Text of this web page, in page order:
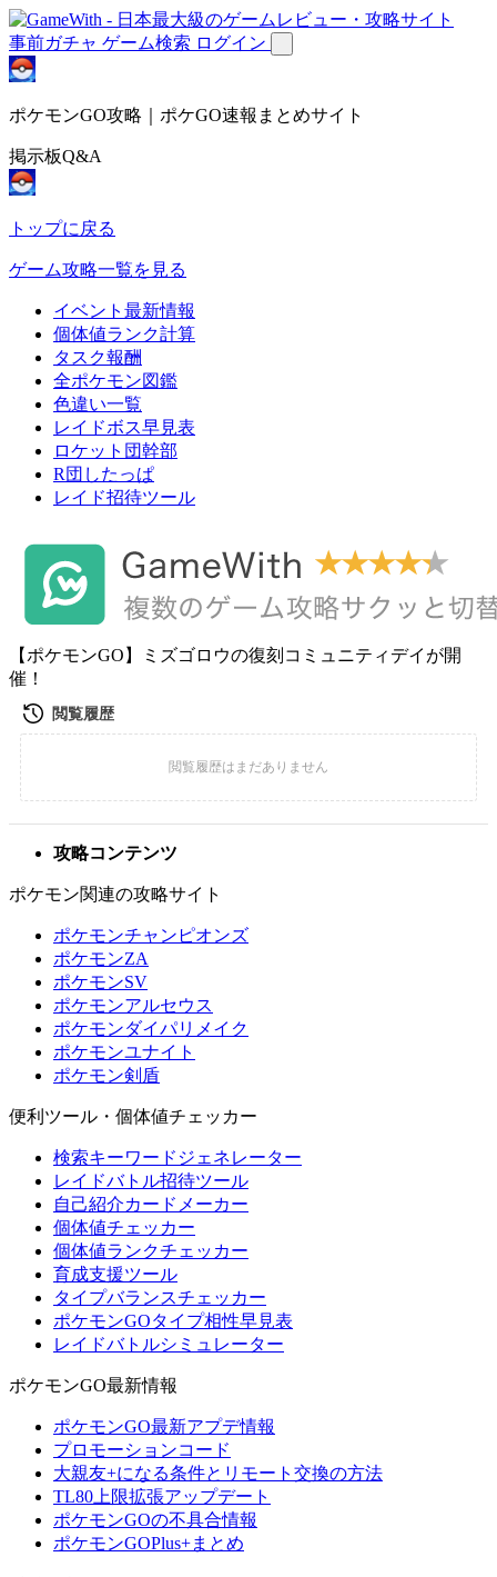
事前ガチャ ゲーム検索 ログイン
ポケモンGO攻略｜ポケGO速報まとめサイト
掲示板Q&A
トップに戻る
ゲーム攻略一覧を見る
イベント最新情報
個体値ランク計算
タスク報酬
全ポケモン図鑑
色違い一覧
レイドボス早見表
ロケット団幹部
R団したっぱ
レイド招待ツール
【ポケモンGO】ミズゴロウの復刻コミュニティデイが開
催！
攻略コンテンツ
ポケモン関連の攻略サイト
ポケモンチャンピオンズ
ポケモンZA
ポケモンSV
ポケモンアルセウス
ポケモンダイパリメイク
ポケモンユナイト
ポケモン剣盾
便利ツール・個体値チェッカー
検索キーワードジェネレーター
レイドバトル招待ツール
自己紹介カードメーカー
個体値チェッカー
個体値ランクチェッカー
育成支援ツール
タイプバランスチェッカー
ポケモンGOタイプ相性早見表
レイドバトルシミュレーター
ポケモンGO最新情報
ポケモンGO最新アプデ情報
プロモーションコード
大親友+になる条件とリモート交換の方法
TL80上限拡張アップデート
ポケモンGOの不具合情報
ポケモンGOPlus+まとめ